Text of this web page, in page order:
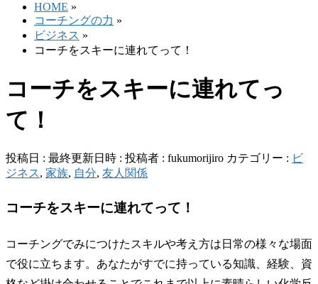
HOME »
コーチングの力 »
ビジネス »
コーチをスキーに連れてって！
コーチをスキーに連れてっ
て！
投稿日 : 最終更新日時 : 投稿者 : fukumorijiro カテゴリー : ビ
ジネス, 家族, 自分, 友人関係
コーチをスキーに連れてって！
コーチングでみにつけたスキルや考え方は日常の様々な場面
で役に立ちます。あなたがすでに持っている知識、経験、資